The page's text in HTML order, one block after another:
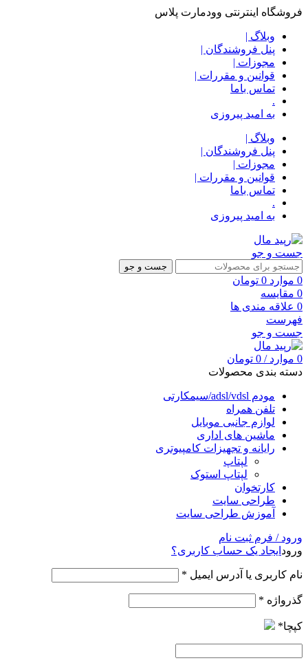
فروشگاه اینترنتی وودمارت پلاس
وبلاگ |
پنل فروشندگان |
مجوزات |
قوانین و مقررات |
تماس باما
.
به امید پیروزی
وبلاگ |
پنل فروشندگان |
مجوزات |
قوانین و مقررات |
تماس باما
.
به امید پیروزی
جست و جو
جست و جو
0 موارد 0 تومان
0 مقایسه
0 علاقه مندی ها
فهرست
جست و جو
0 موارد /
0 تومان
دسته بندی محصولات
مودم adsl/vdsl/سیمکارتی
تلفن همراه
لوازم جانبی موبایل
ماشین های اداری
رایانه و تجهیزات کامپیوتری
لپتاپ
لپتاپ استوک
کارتخوان
طراحی سایت
آموزش طراحی سایت
ورود / فرم ثبت نام
ورود ایجاد یک حساب کاربری؟
نام کاربری یا آدرس ایمیل *
گذرواژه *
کپچا*